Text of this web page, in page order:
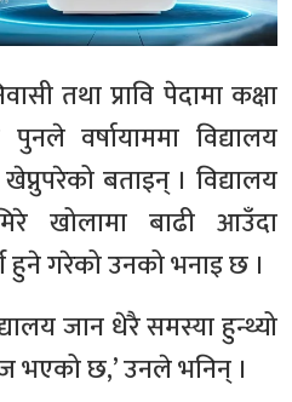
तथा प्रावि पेदामा कक्षा
वर्षायाममा विद्यालय
बताइन् । विद्यालय
खोलामा बाढी आउँदा
गरेको उनको भनाइ छ ।
जान धेरै समस्या हुन्थ्यो
छ,’ उनले भनिन् ।